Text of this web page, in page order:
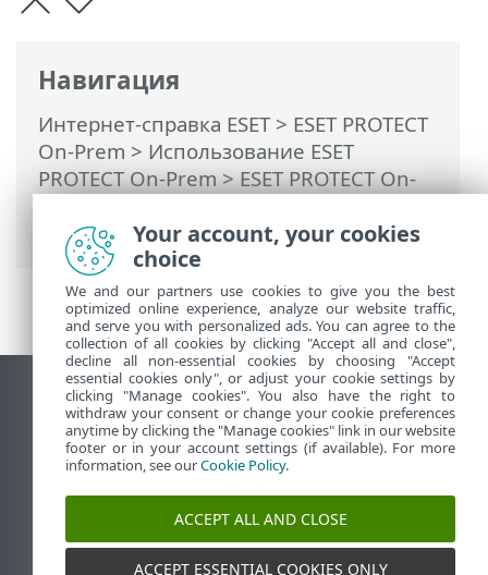
Навигация
Интернет-справка ESET> ESET PROTECT
On-Prem > Использование ESET
PROTECT On-Prem>ESET PROTECT On-
> Исключения
Использовать сайт для ПК
End of Life
База знаний ESET
ESET Status Portal
Региональная поддержка
Your account, your cookies
choice
We and our partners use cookies to give you the best
optimized online experience, analyze our website traffic,
and serve you with personalized ads. You can agree to the
collection of all cookies by clicking "Accept all and close",
decline all non-essential cookies by choosing "Accept
essential cookies only", or adjust your cookie settings by
clicking "Manage cookies". You also have the right to
withdraw your consent or change your cookie preferences
anytime by clicking the "Manage cookies" link in our website
footer or in your account settings (if available). For more
information, see ourCookie Policy.
ACCEPT ALL AND CLOSE
ACCEPT ESSENTIAL COOKIES ONLY